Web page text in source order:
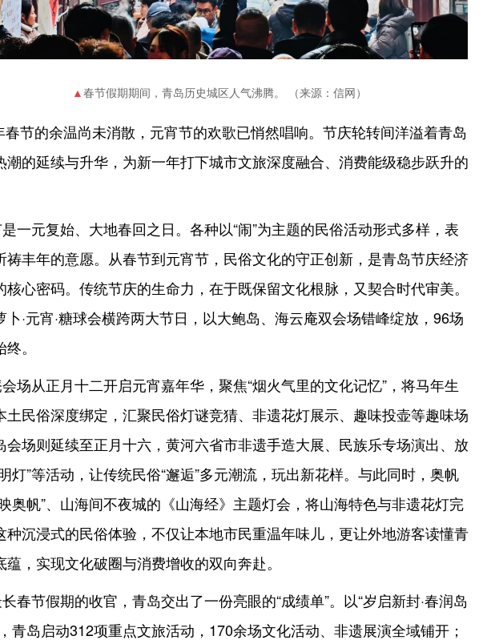
春节假期期间，青岛历史城区人气沸腾。 （来源：信网）
春节的余温尚未消散，元宵节的欢歌已悄然唱响。节庆轮转间洋溢着青岛
潮的延续与升华，为新一年打下城市文旅深度融合、消费能级稳步跃升的
一元复始、大地春回之日。各种以“闹”为主题的民俗活动形式多样，表
祷丰年的意愿。从春节到元宵节，民俗文化的守正创新，是青岛节庆经济
核心密码。传统节庆的生命力，在于既保留文化根脉，又契合时代审美。
卜·元宵·糖球会横跨两大节日，以大鲍岛、海云庵双会场错峰绽放，96场
。
场从正月十二开启元宵嘉年华，聚焦“烟火气里的文化记忆”，将马年生
土民俗深度绑定，汇聚民俗灯谜竞猜、非遗花灯展示、趣味投壶等趣味场
会场则延续至正月十六，黄河六省市非遗手造大展、民族乐专场演出、放
灯”等活动，让传统民俗“邂逅”多元潮流，玩出新花样。与此同时，奥帆
奥帆”、山海间不夜城的《山海经》主题灯会，将山海特色与非遗花灯完
种沉浸式的民俗体验，不仅让本地市民重温年味儿，更让外地游客读懂青
蕴，实现文化破圈与消费增收的双向奔赴。
春节假期的收官，青岛交出了一份亮眼的“成绩单”。以“岁启新封·春润岛
青岛启动312项重点文旅活动，170余场文化活动、非遗展演全域铺开；